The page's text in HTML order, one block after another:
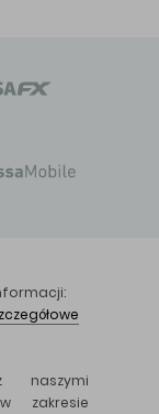
naszymi
zakresie